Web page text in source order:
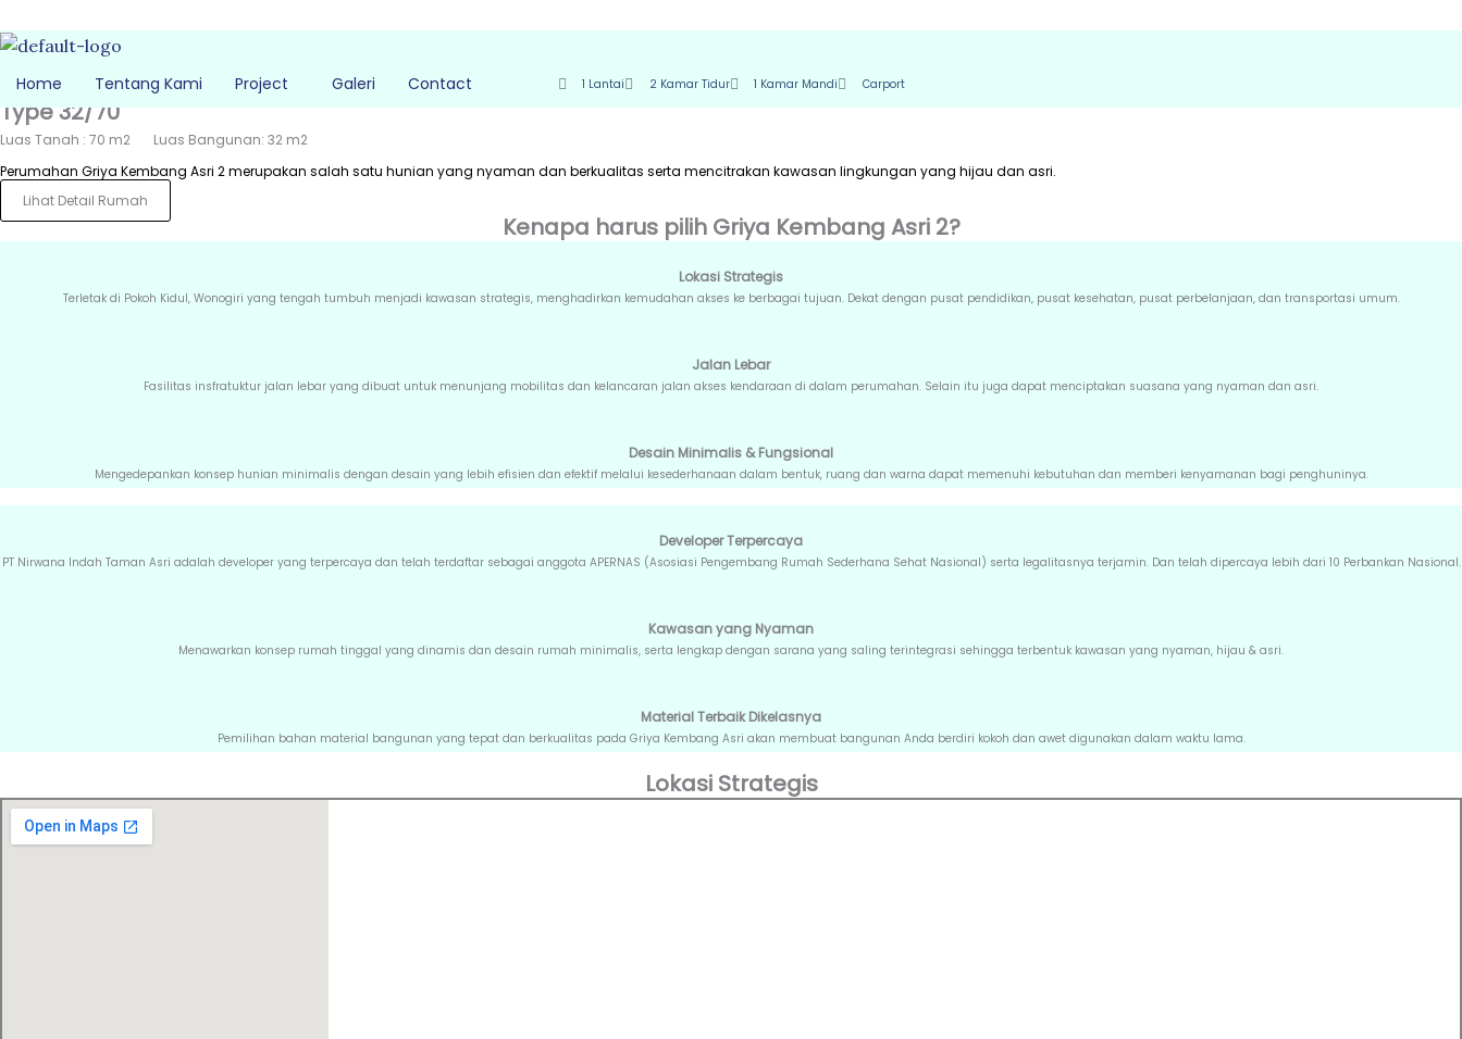
to
Home Tentang Kami Project Galeri Contact
GRIYA KEMBANG ASRI 2
1 Lantai 2 Kamar Tidur 1 Kamar Mandi Carport
Type 32/70
Luas Tanah : 70 m2 Luas Bangunan: 32 m2
Perumahan Griya Kembang Asri 2 merupakan salah satu hunian yang nyaman dan berkualitas serta mencitrakan kawasan lingkungan yang hijau dan asri.
Lihat Detail Rumah
Kenapa harus pilih Griya Kembang Asri 2?
Lokasi Strategis
Terletak di Pokoh Kidul, Wonogiri yang tengah tumbuh menjadi kawasan strategis, menghadirkan kemudahan akses ke berbagai tujuan. Dekat dengan pusat pendidikan, pusat kesehatan, pusat perbelanjaan, dan transportasi umum.
Jalan Lebar
Fasilitas insfratuktur jalan lebar yang dibuat untuk menunjang mobilitas dan kelancaran jalan akses kendaraan di dalam perumahan. Selain itu juga dapat menciptakan suasana yang nyaman dan asri.
Desain Minimalis & Fungsional
Mengedepankan konsep hunian minimalis dengan desain yang lebih efisien dan efektif melalui kesederhanaan dalam bentuk, ruang dan warna dapat memenuhi kebutuhan dan memberi kenyamanan bagi penghuninya.
Developer Terpercaya
PT Nirwana Indah Taman Asri adalah developer yang terpercaya dan telah terdaftar sebagai anggota APERNAS (Asosiasi Pengembang Rumah Sederhana Sehat Nasional) serta legalitasnya terjamin. Dan telah dipercaya lebih dari 10 Perbankan Nasional.
Kawasan yang Nyaman
Menawarkan konsep rumah tinggal yang dinamis dan desain rumah minimalis, serta lengkap dengan sarana yang saling terintegrasi sehingga terbentuk kawasan yang nyaman, hijau & asri.
Material Terbaik Dikelasnya
Pemilihan bahan material bangunan yang tepat dan berkualitas pada Griya Kembang Asri akan membuat bangunan Anda berdiri kokoh dan awet digunakan dalam waktu lama.
Lokasi Strategis